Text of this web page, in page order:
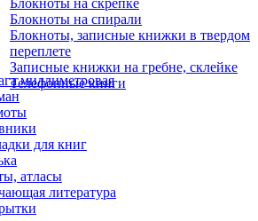
Блокноты на скрепке
Блокноты на спирали
Блокноты, записные книжки в твердом
переплете
Записные книжки на гребне, склейке
Телефонные книги
миллиметровая
для книг
атласы
литература